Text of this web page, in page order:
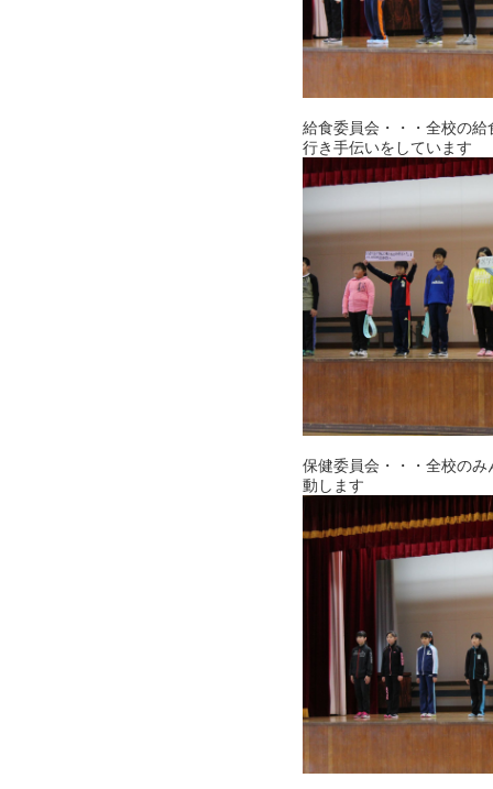
給食委員会・・・全校の
行き手伝いをしています
保健委員会・・・全校の
動します